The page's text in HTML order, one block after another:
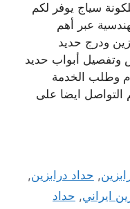
سياج يوفر لكم
عبر أهم
ودرج حديد
وتفصيل أبواب حديد
وطلب الخدمة
التواصل ايضا على
, حداد درابزين,
ايراني, حداد